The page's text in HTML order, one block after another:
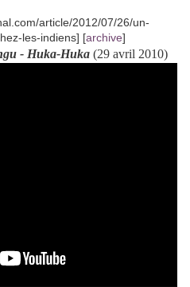
article/2012/07/26/un-
les-indiens] [archive]
- Huka-Huka (29 avril 2010)